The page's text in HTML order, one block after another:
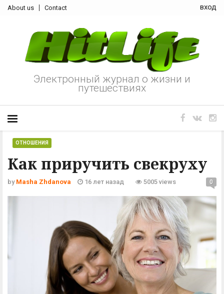
About us Contact вход
Электронный журнал о жизни и
путешествиях
Как приручить свекруху
ОТНОШЕНИЯ
by Masha Zhdanova 16 лет назад 5005 views 0